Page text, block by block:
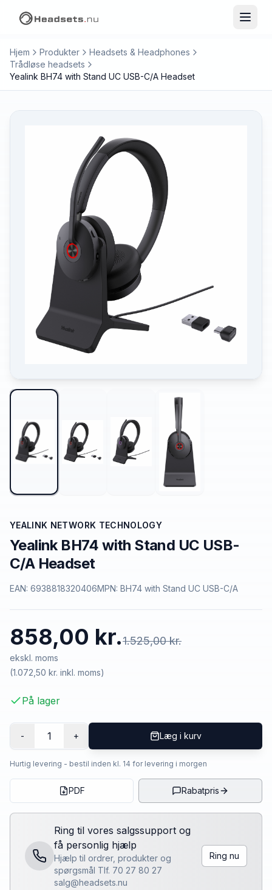
Hjem Produkter
Headsets & Headphones
Trådløse headsets
Yealink BH74 with Stand UC USB-C/A Headset
YEALINK NETWORK TECHNOLOGY
Yealink BH74 with Stand UC USB-
C/A Headset
EAN: 6938818320406MPN: BH74 with Stand UC USB-C/A
858,00 kr.1.525,00 kr.
ekskl. moms
(1.072,50 kr. inkl. moms)
På lager
- 1 + Læg i kurv
Hurtig levering - bestil inden kl. 14 for levering i morgen
PDF Rabatpris
Ring til vores salgssupport og
få personlig hjælp
Hjælp til ordrer, produkter og
spørgsmål Tlf. 70 27 80 27
salg@headsets.nu
Ring nu